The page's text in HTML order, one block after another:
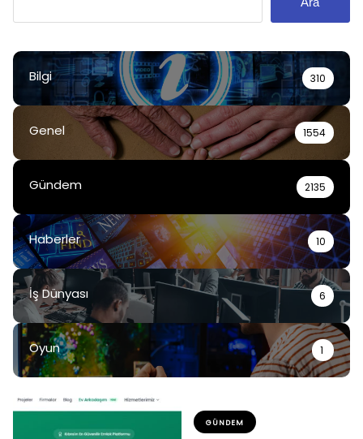
Bilgi 310
Genel 1554
Gündem 2135
Haberler 10
İş Dünyası 6
Oyun 1
GÜNDEM